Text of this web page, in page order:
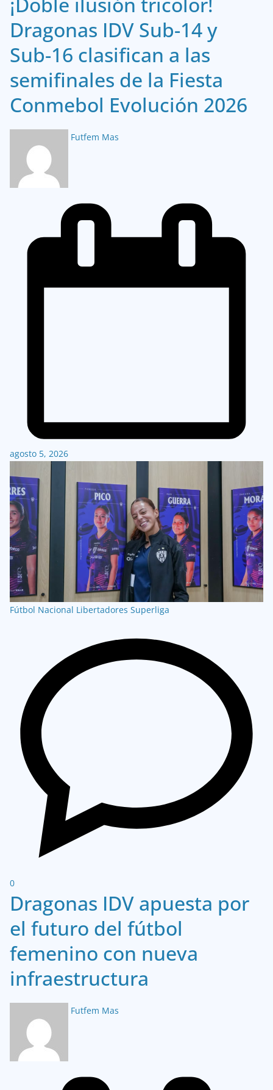
Dragonas IDV Sub-14 y
Sub-16 clasifican a las
semifinales de la Fiesta
Conmebol Evolución 2026
Futfem Mas
agosto 5, 2026
Fútbol Nacional Libertadores Superliga
0
Dragonas IDV apuesta por
el futuro del fútbol
femenino con nueva
infraestructura
Futfem Mas